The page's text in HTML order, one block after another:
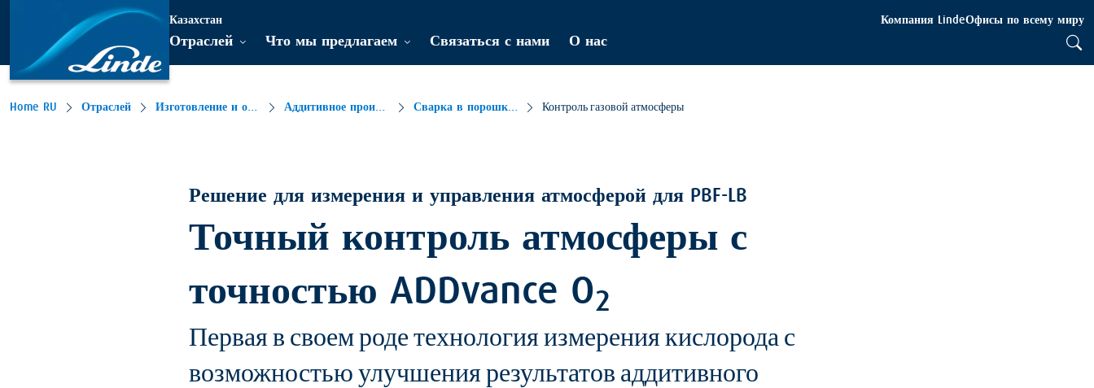
Казахстан Компания LindeОфисы по всему миру
Отраслей Что мы предлагаем Связаться с нами О нас
Home RU Отраслей Изготовление и обработка металла Аддитивное производство Сварка в порошковом слое с лазерным лучом (PBF-LB) Контроль газовой атмосферы
Решение для измерения и управления атмосферой для PBF-LB
Точный контроль атмосферы с
точностью ADDvance O2
Первая в своем роде технология измерения кислорода с
возможностью улучшения результатов аддитивного